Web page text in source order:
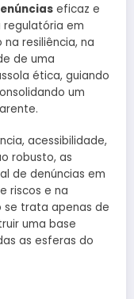
eficaz e
regulatória em
resiliência, na
de uma
ética, guiando
um
acessibilidade,
robusto, as
de denúncias em
riscos e na
se trata apenas de
uma base
as esferas do